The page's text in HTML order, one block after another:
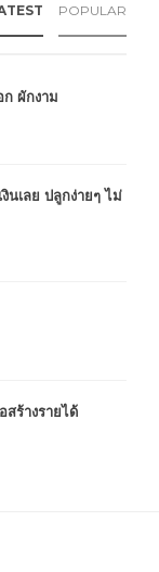
POPULAR
ก ผักงาม
นเลย ปลูกง่ายๆ ไม่
ร้างรายได้